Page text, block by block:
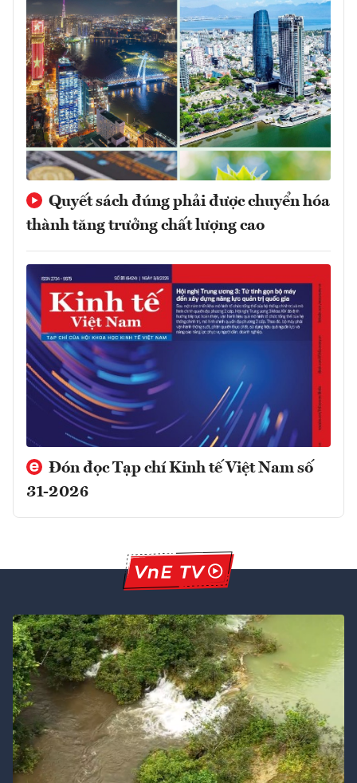
Quyết sách đúng phải được chuyển hóa
thành tăng trưởng chất lượng cao
Đón đọc Tạp chí Kinh tế Việt Nam số
31-2026